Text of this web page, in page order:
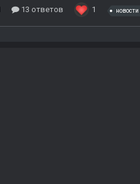
13 ответов 1 новости